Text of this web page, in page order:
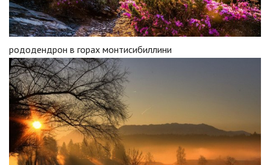
рододендрон в горах монтисибиллини